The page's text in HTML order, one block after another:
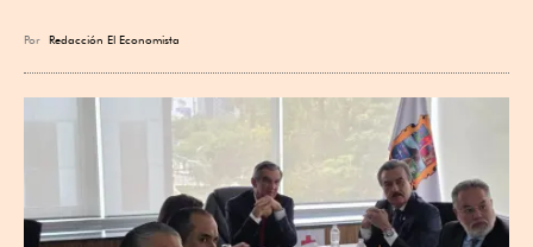
Por Redacción El Economista